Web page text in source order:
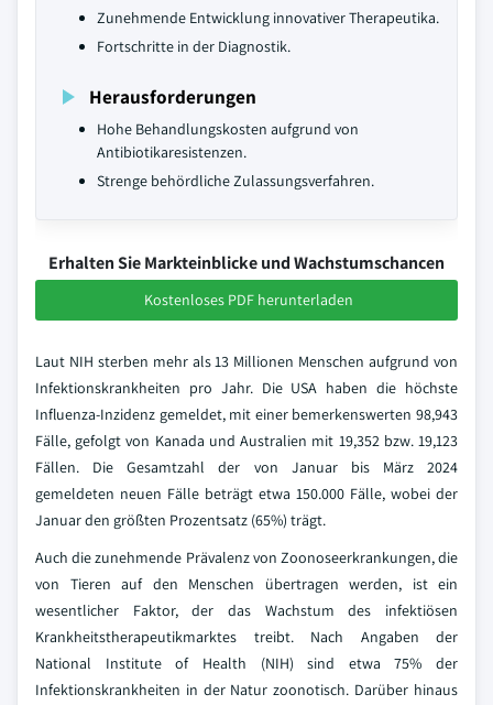
Zunehmende Entwicklung innovativer Therapeutika.
Fortschritte in der Diagnostik.
Herausforderungen
Hohe Behandlungskosten aufgrund von
Antibiotikaresistenzen.
Strenge behördliche Zulassungsverfahren.
Erhalten Sie Markteinblicke und Wachstumschancen
Kostenloses PDF herunterladen
Laut NIH sterben mehr als 13 Millionen Menschen aufgrund von
Infektionskrankheiten pro Jahr. Die USA haben die höchste
Influenza-Inzidenz gemeldet, mit einer bemerkenswerten 98,943
Fälle, gefolgt von Kanada und Australien mit 19,352 bzw. 19,123
Fällen. Die Gesamtzahl der von Januar bis März 2024
gemeldeten neuen Fälle beträgt etwa 150.000 Fälle, wobei der
Januar den größten Prozentsatz (65%) trägt.
Auch die zunehmende Prävalenz von Zoonoseerkrankungen, die
von Tieren auf den Menschen übertragen werden, ist ein
wesentlicher Faktor, der das Wachstum des infektiösen
Krankheitstherapeutikmarktes treibt. Nach Angaben der
National Institute of Health (NIH) sind etwa 75% der
Infektionskrankheiten in der Natur zoonotisch. Darüber hinaus